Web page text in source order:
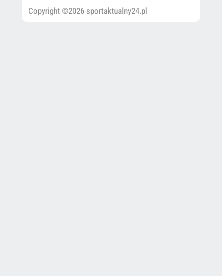
Copyright ©2026 sportaktualny24.pl